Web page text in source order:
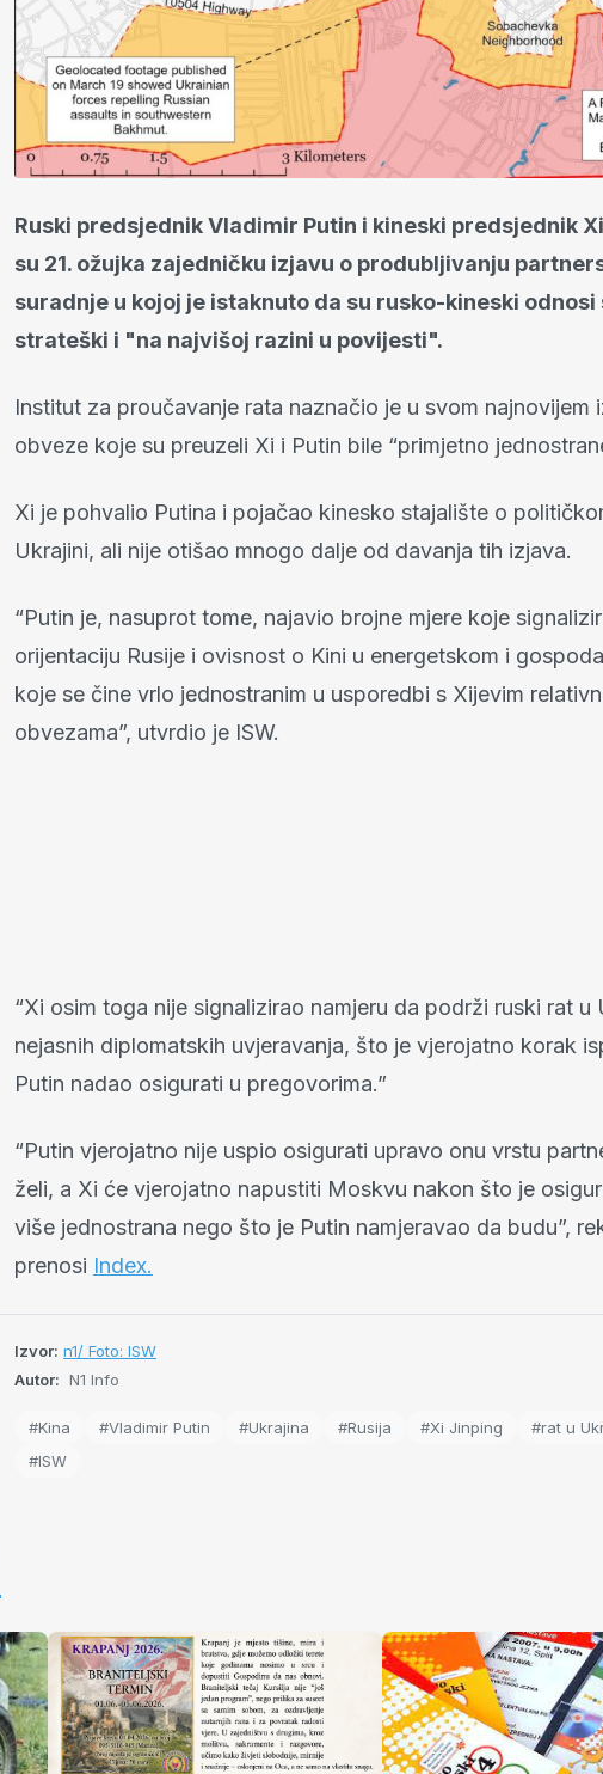
Ruski predsjednik Vladimir Putin i kineski predsjednik
su 21. ožujka zajedničku izjavu o produbljivanju
suradnje u kojoj je istaknuto da su rusko-kineski odnosi
strateški i "na najvišoj razini u povijesti".
Institut za proučavanje rata naznačio je u svom najnovijem
obveze koje su preuzeli Xi i Putin bile “primjetno
Xi je pohvalio Putina i pojačao kinesko stajalište o
Ukrajini, ali nije otišao mnogo dalje od davanja tih izjava.
“Putin je, nasuprot tome, najavio brojne mjere koje
orijentaciju Rusije i ovisnost o Kini u energetskom i
koje se čine vrlo jednostranim u usporedbi s Xijevim
obvezama”, utvrdio je ISW.
“Xi osim toga nije signalizirao namjeru da podrži ruski rat u
nejasnih diplomatskih uvjeravanja, što je vjerojatno korak
Putin nadao osigurati u pregovorima.”
“Putin vjerojatno nije uspio osigurati upravo onu vrstu
želi, a Xi će vjerojatno napustiti Moskvu nakon što je
više jednostrana nego što je Putin namjeravao da budu”,
prenosi Index.
Izvor: n1/ Foto: ISW
Autor: N1 Info
#Kina #Vladimir Putin #Ukrajina #Rusija #Xi Jinping #rat u
#ISW